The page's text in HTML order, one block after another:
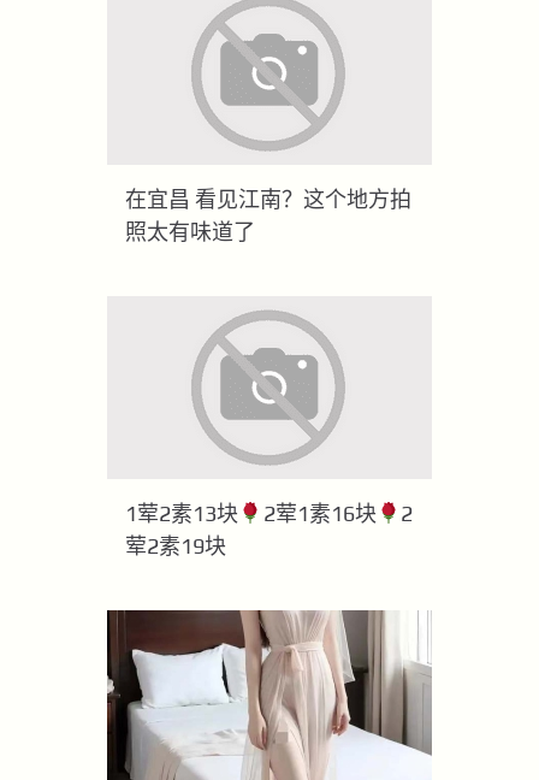
在宜昌 看见江南？这个地方拍
照太有味道了
1荤2素13块 2荤1素16块
2
荤2素19块